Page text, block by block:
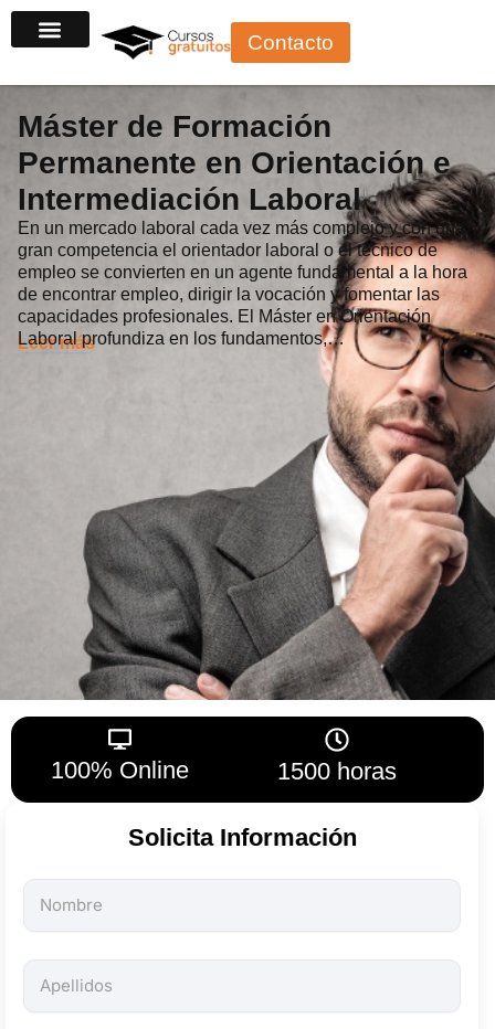
al
Contacto
Máster de Formación
Permanente en Orientación e
Intermediación Laboral
En un mercado laboral cada vez más complejo y con una
gran competencia el orientador laboral o el técnico de
empleo se convierten en un agente fundamental a la hora
de encontrar empleo, dirigir la vocación y fomentar las
capacidades profesionales. El Máster en Orientación
Laboral profundiza en los fundamentos,…
Leer más
100% Online 1500 horas
Solicita Información
Todos
los
son
obligatorios.